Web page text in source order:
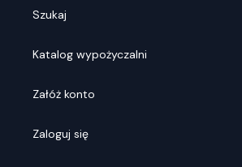
Szukaj
Katalog wypożyczalni
Załóż konto
Zaloguj się